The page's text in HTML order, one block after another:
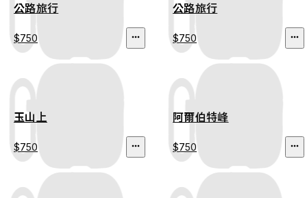
公路旅行
$750
公路旅行
$750
玉山上
$750
阿爾伯特峰
$750